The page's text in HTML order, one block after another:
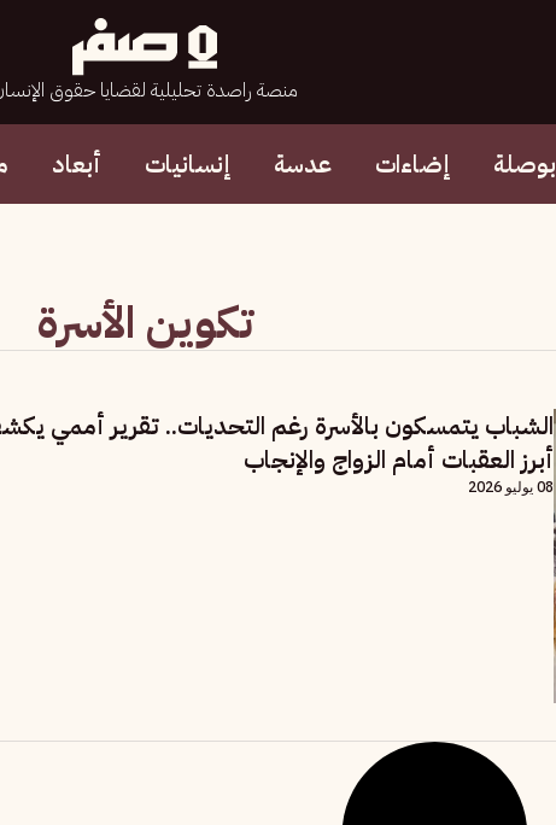
منصة راصدة تحليلية لقضايا حقوق
بوصلة إضاءات عدسة إنسانيات أبعاد
تكوين الأسرة
الشباب يتمسكون بالأسرة رغم التحديات.. تقرير أممي
أبرز العقبات أمام الزواج والإنجاب
08 يوليو 2026